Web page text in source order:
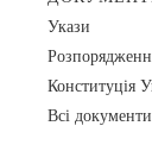
Укази
Конституція
Всі документи